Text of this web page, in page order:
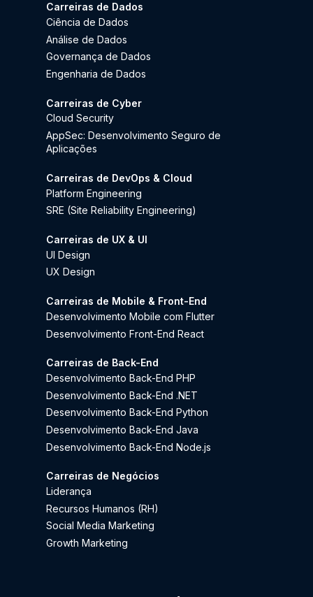
Carreiras de Dados
Ciência de Dados
Análise de Dados
Governança de Dados
Engenharia de Dados
Carreiras de Cyber
Cloud Security
AppSec: Desenvolvimento Seguro de
Aplicações
Carreiras de DevOps & Cloud
Platform Engineering
SRE (Site Reliability Engineering)
Carreiras de UX & UI
UI Design
UX Design
Carreiras de Mobile & Front-End
Desenvolvimento Mobile com Flutter
Desenvolvimento Front-End React
Carreiras de Back-End
Desenvolvimento Back-End PHP
Desenvolvimento Back-End .NET
Desenvolvimento Back-End Python
Desenvolvimento Back-End Java
Desenvolvimento Back-End Node.js
Carreiras de Negócios
Liderança
Recursos Humanos (RH)
Social Media Marketing
Growth Marketing